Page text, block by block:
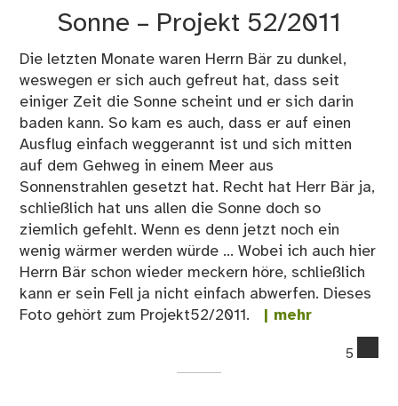
Sonne – Projekt 52/2011
Die letzten Monate waren Herrn Bär zu dunkel,
weswegen er sich auch gefreut hat, dass seit
einiger Zeit die Sonne scheint und er sich darin
baden kann. So kam es auch, dass er auf einen
Ausflug einfach weggerannt ist und sich mitten
auf dem Gehweg in einem Meer aus
Sonnenstrahlen gesetzt hat. Recht hat Herr Bär ja,
schließlich hat uns allen die Sonne doch so
ziemlich gefehlt. Wenn es denn jetzt noch ein
wenig wärmer werden würde ... Wobei ich auch hier
Herrn Bär schon wieder meckern höre, schließlich
kann er sein Fell ja nicht einfach abwerfen. Dieses
Foto gehört zum Projekt52/2011.
| mehr
5